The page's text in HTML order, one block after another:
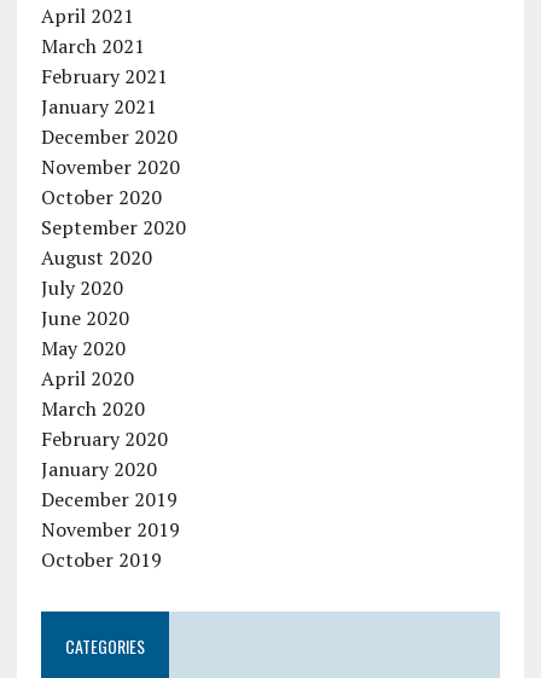
April 2021
March 2021
February 2021
January 2021
December 2020
November 2020
October 2020
September 2020
August 2020
July 2020
June 2020
May 2020
April 2020
March 2020
February 2020
January 2020
December 2019
November 2019
October 2019
CATEGORIES